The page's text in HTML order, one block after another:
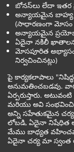
బోనస్‌లు లేదా
అన్యాయమైన బాహ్య
(సాధారణంగా మోసం
అన్యాయమైన
ఏదైనా నకిలీ
మోసపూరిత
నిర్వచించినట్లు)
పై కార్యకలాపాలు
అనుమతించబడవు.
ఏర్పరుస్తారు.
మరియు అవి
అన్ని సహేతుకమైన
లోబడి, ఏదైనా నిషేధిత
మేము బాధ్యత
ఏదైనా చర్య మా స్వంత